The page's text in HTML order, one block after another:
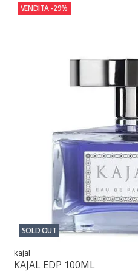
VENDITA -29%
SOLD OUT
kajal
KAJAL EDP 100ML